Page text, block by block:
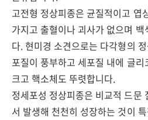
고전형 정상피종은 균질적이고 엽
가지고 출혈이나 괴사가 없으며
다. 현미경 소견으로는 다각형의
포질이 풍부하고 세포질 내에 글
크고 핵소체도 뚜렷합니다.
정세포성 정상피종은 비교적 드문
서 발생해 천천히 성장하는 것이